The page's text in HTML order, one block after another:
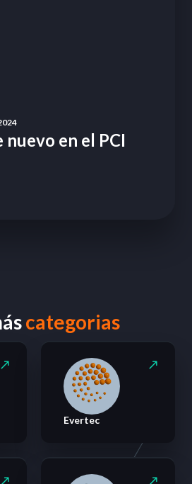
nuevo en el PCI
categorias
Evertec